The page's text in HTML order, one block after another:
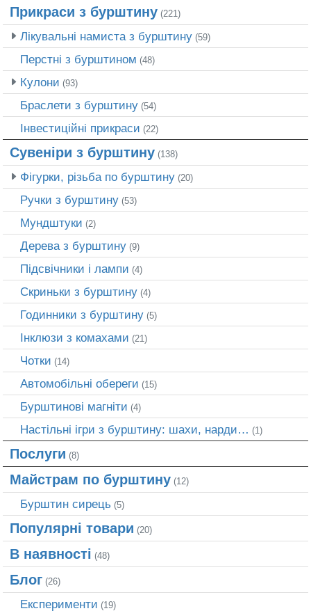
Прикраси з бурштину (221)
Лікувальні намиста з бурштину (59)
Перстні з бурштином (48)
Кулони (93)
Браслети з бурштину (54)
Інвестиційні прикраси (22)
Сувеніри з бурштину (138)
Фігурки, різьба по бурштину (20)
Ручки з бурштину (53)
Мундштуки (2)
Дерева з бурштину (9)
Підсвічники і лампи (4)
Скриньки з бурштину (4)
Годинники з бурштину (5)
Інклюзи з комахами (21)
Чотки (14)
Автомобільні обереги (15)
Бурштинові магніти (4)
Настільні ігри з бурштину: шахи, нарди… (1)
Послуги (8)
Майстрам по бурштину (12)
Бурштин сирець (5)
Популярні товари (20)
В наявності (48)
Блог (26)
Експерименти (19)